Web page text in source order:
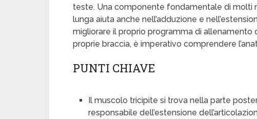
teste. Una componente fondamentale di molti
lunga aiuta anche nell’adduzione e
migliorare il proprio programma di allenamento
proprie braccia, è imperativo comprendere
PUNTI CHIAVE
Il muscolo tricipite si trova nella parte
responsabile dell’estensione